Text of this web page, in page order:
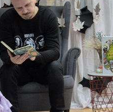
klausėmės ištraukų iš A.
milžiniškos kriaušės
iš knygos „Savanos
ir dainelės, kurios baigėsi
ir linksmą rytą bibliotekoje.